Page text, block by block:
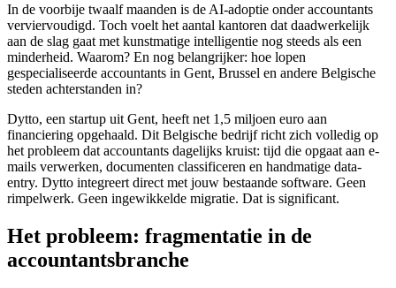
In de voorbije twaalf maanden is de AI-adoptie onder accountants
verviervoudigd. Toch voelt het aantal kantoren dat daadwerkelijk
aan de slag gaat met kunstmatige intelligentie nog steeds als een
minderheid. Waarom? En nog belangrijker: hoe lopen
gespecialiseerde accountants in Gent, Brussel en andere Belgische
steden achterstanden in?
Dytto, een startup uit Gent, heeft net 1,5 miljoen euro aan
financiering opgehaald. Dit Belgische bedrijf richt zich volledig op
het probleem dat accountants dagelijks kruist: tijd die opgaat aan e-
mails verwerken, documenten classificeren en handmatige data-
entry. Dytto integreert direct met jouw bestaande software. Geen
rimpelwerk. Geen ingewikkelde migratie. Dat is significant.
Het probleem: fragmentatie in de
accountantsbranche